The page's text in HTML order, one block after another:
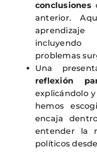
conclusiones
anterior.
aprendizaje
problemas
Una
reflexión
explicándolo
hemos
encaja
entender la
políticos